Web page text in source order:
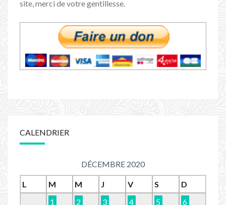
site, merci de votre gentillesse.
CALENDRIER
DÉCEMBRE 2020
L M M J V S
D
1
2 3 4 5
6